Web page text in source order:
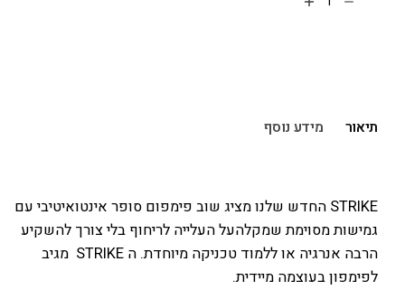
תיאור מידע נוסף
STRIKE החדש שלנו מציג שוב פימפום סופר אינטואיטיבי עם
גמישות מסוימת שמקלהעל העלייה לריחוף בלי צורך להשקיע
הרבה אנרגיה או ללמוד טכניקה מיוחדת. ה STRIKE מגיב
לפימפון בעוצמה מיידית.